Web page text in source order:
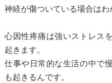
神経が傷ついている場合はわ
心因性疼痛は強いストレス
起きます。
仕事や日常的な生活の中で
も起きるんです。